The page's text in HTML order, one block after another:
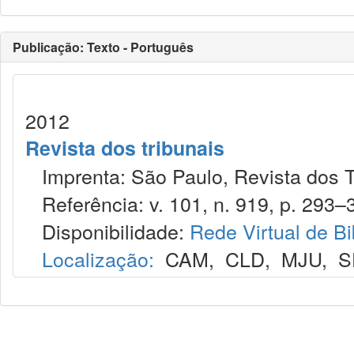
Publicação: Texto - Português
2012
Revista dos tribunais
Imprenta: São Paulo, Revista dos
Referência: v. 101, n. 919, p.
Disponibilidade: Rede Virtual de
Localização: CAM, CLD, MJU,